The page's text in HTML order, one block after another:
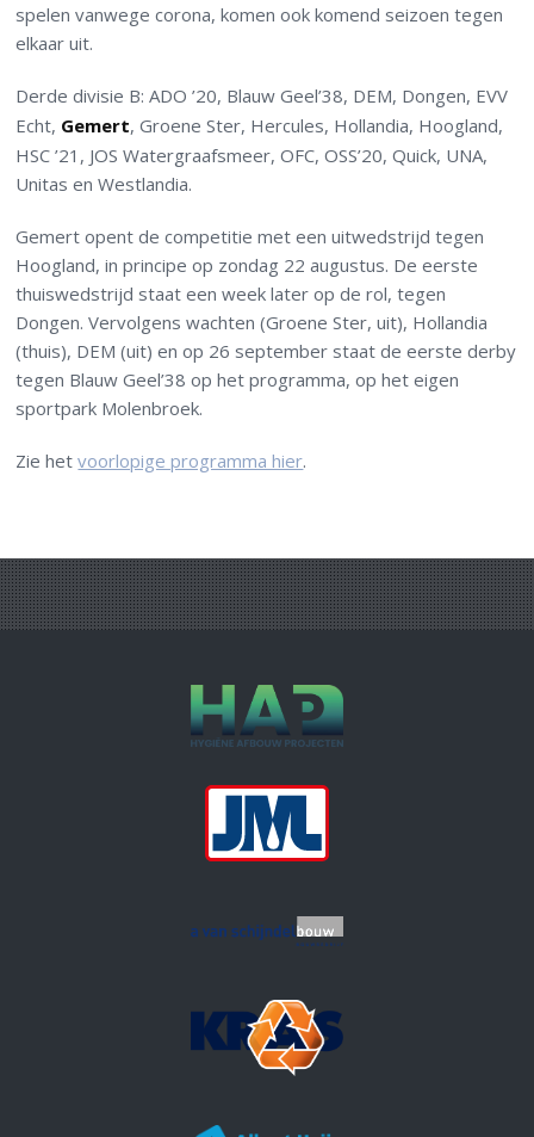
spelen vanwege corona, komen ook komend seizoen tegen
elkaar uit.
Derde divisie B: ADO ’20, Blauw Geel’38, DEM, Dongen, EVV
Echt, Gemert, Groene Ster, Hercules, Hollandia, Hoogland,
HSC ’21, JOS Watergraafsmeer, OFC, OSS’20, Quick, UNA,
Unitas enWestlandia.
Gemert opent de competitie met een uitwedstrijd tegen
Hoogland, in principe op zondag 22 augustus. De eerste
thuiswedstrijd staat een week later op de rol, tegen
Dongen. Vervolgens wachten (Groene Ster, uit), Hollandia
(thuis), DEM (uit) en op 26 september staat de eerste derby
tegen Blauw Geel’38 op het programma, op het eigen
sportpark Molenbroek.
Zie hetvoorlopige programma hier.